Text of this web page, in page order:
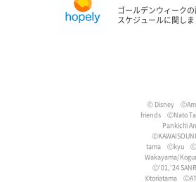
ゴールデンウィークの
スケジュールに関しま
Ⓒ Disney
friends
ⒸNato
Pankichi
tama
Ⓒkyu Ⓒ
Wakayama/
Ⓒ'01,'24
©toriatama